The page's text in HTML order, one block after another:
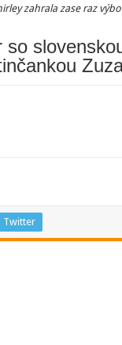
zahrala zase raz
so
Twitter